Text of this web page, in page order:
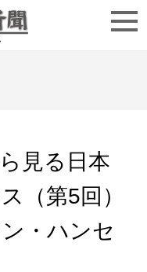
見る日本
（第5回）
・ハンセ